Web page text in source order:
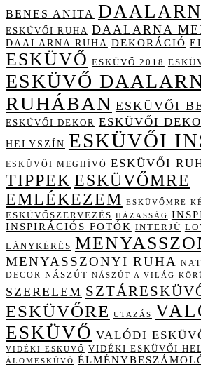
BENES ANITA
ESKÜVŐI RUHA DAALARNA
DAALARNA RUHA DEKORÁCIÓ
ESKÜVŐ ESKÜVŐ 2018
ESKÜVŐ
RUHÁBAN ESKÜVŐI
ESKÜVŐI DEKOR ESKÜVŐI
HELYSZÍN ESKÜVŐI
ESKÜVŐI MEGHÍVÓ ESKÜVŐI
TIPPEK ESKÜVŐMRE
EMLÉKEZEM ESKÜVŐMRE
ESKÜVŐSZERVEZÉS HÁZASSÁG
INSPIRÁCIÓS FOTÓK INTERJÚ
LÁNYKÉRÉS
MENYASSZONYI RUHA
DECOR NÁSZÚT NÁSZÚT A VILÁG
SZERELEM
ESKÜVŐRE
UTAZÁS
ESKÜVŐ VALÓDI
VIDÉKI ESKÜVŐ VIDÉKI ESKÜVŐI
ÁLOMESKÜVŐ